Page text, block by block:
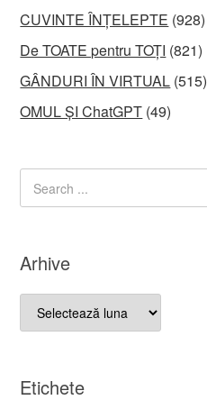
CUVINTE ÎNȚELEPTE (928)
De TOATE pentru TOȚI (821)
GÂNDURI ÎN VIRTUAL (515)
OMUL ȘI ChatGPT (49)
Arhive
Arhive
Etichete